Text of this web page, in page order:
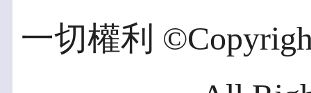
一切權利